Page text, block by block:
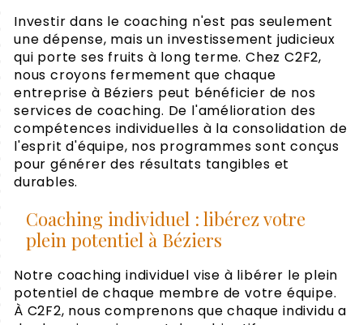
Investir dans le coaching n'est pas seulement
une dépense, mais un investissement judicieux
qui porte ses fruits à long terme. Chez C2F2,
nous croyons fermement que chaque
entreprise à Béziers peut bénéficier de nos
services de coaching. De l'amélioration des
compétences individuelles à la consolidation de
l'esprit d'équipe, nos programmes sont conçus
pour générer des résultats tangibles et
durables.
Coaching individuel : libérez votre
plein potentiel à Béziers
Notre coaching individuel vise à libérer le plein
potentiel de chaque membre de votre équipe.
À C2F2, nous comprenons que chaque individu a